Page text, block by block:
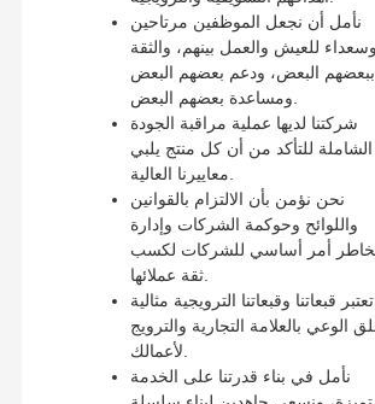
نأمل أن نجعل الموظفين مرتاحين
وسعداء للعيش والعمل بينهم، والثقة
ببعضهم البعض، ودعم بعضهم البعض
شركتنا لديها عملية مراقبة الجودة
الشاملة للتأكد من أن كل منتج يلبي
نحن نؤمن بأن الالتزام بالقوانين
واللوائح وحوكمة الشركات وإدارة
أمر أساسي للشركات لكسب
ثقة عملائها.
تعتبر قبعاتنا وقبعاتنا الترويجية مثالية
الوعي بالعلامة التجارية والترويج
نأمل في بناء قدرتنا على الخدمة